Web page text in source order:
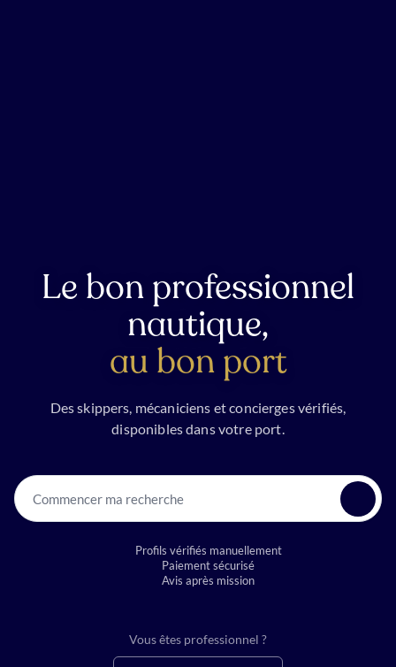
Le bon professionnel
nautique,
au bon port
Des skippers, mécaniciens et concierges vérifiés,
disponibles dans votre port.
Commencer ma recherche
Profils vérifiés manuellement
Paiement sécurisé
Avis après mission
Vous êtes professionnel ?